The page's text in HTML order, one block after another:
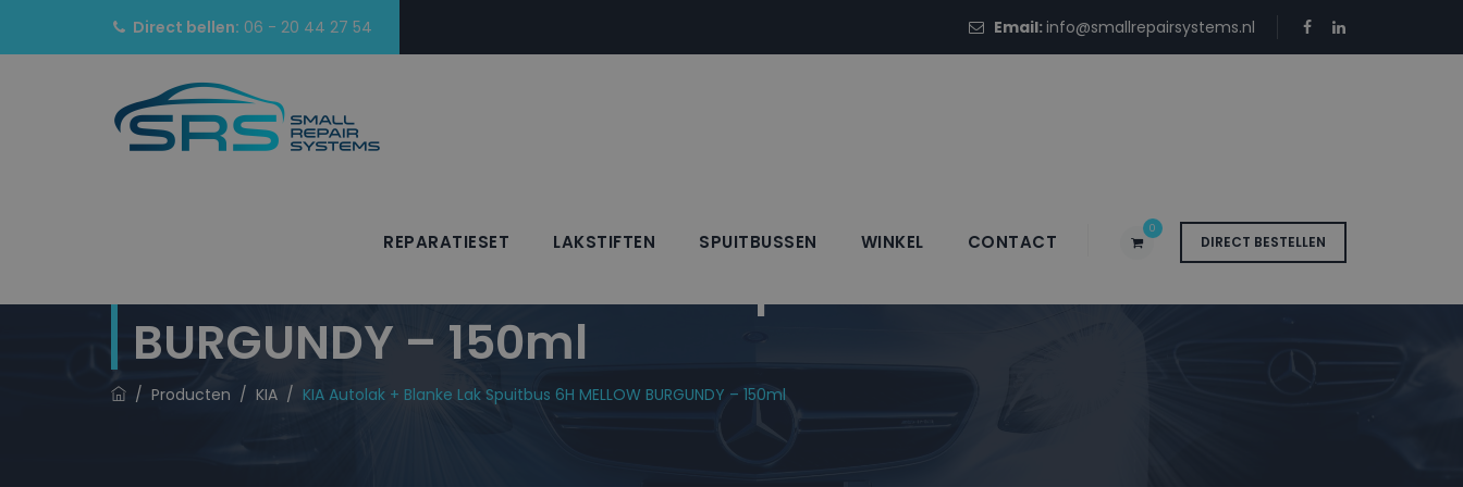
Direct bellen: 06 - 20 44 27 54 Email:info@smallrepairsystems.nl
DIRECT BESTELLEN
0
REPARATIESET LAKSTIFTEN SPUITBUSSEN WINKEL CONTACT
KIA Autolak + Blanke Lak Spuitbus 6H MELLOW
BURGUNDY – 150ml
/ Producten / KIA / KIA Autolak + Blanke Lak Spuitbus 6H MELLOW BURGUNDY – 150ml